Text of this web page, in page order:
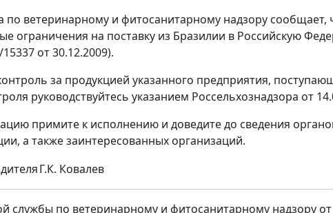
по ветеринарному и фитосанитарному надзору сообщает,
ограничения на поставку из Бразилии в Российскую
от 30.12.2009).
за продукцией указанного предприятия,
руководствуйтесь указанием Россельхознадзора от
примите к исполнению и доведите до сведения
а также заинтересованных организаций.
Г.К. Ковалев
службы по ветеринарному и фитосанитарному надзору